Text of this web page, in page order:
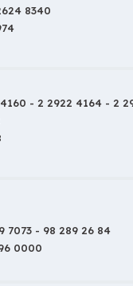
8340
- 2 2922 4164 - 2
7073 - 98 289 26 84
0000